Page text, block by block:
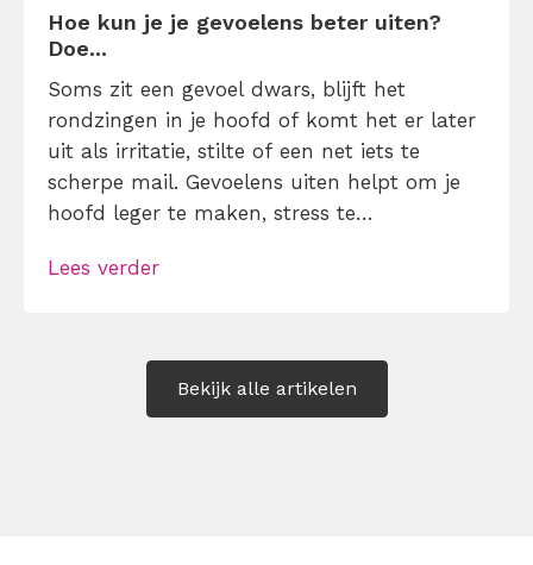
Hoe kun je je gevoelens beter uiten?
Doe...
Soms zit een gevoel dwars, blijft het
rondzingen in je hoofd of komt het er later
uit als irritatie, stilte of een net iets te
scherpe mail. Gevoelens uiten helpt om je
hoofd leger te maken, stress te
Maar hoe doe je dat zonder drama, verwijt
Lees verder
Bekijk alle artikelen